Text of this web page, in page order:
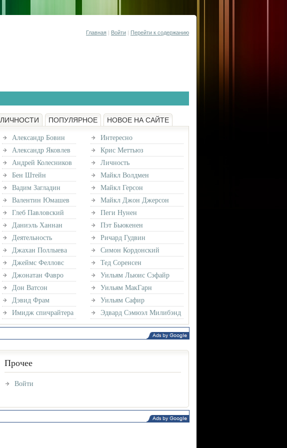
Главная | Войти | Перейти к содержанию
ЛИЧНОСТИ ПОПУЛЯРНОЕ НОВОЕ НА САЙТЕ
Александр Бовин
Александр Яковлев
Андрей Колесников
Бен Штейн
Вадим Загладин
Валентин Юмашев
Глеб Павловский
Даниэль Ханнан
Деятельность
Джахан Поллыева
Джеймс Фелловс
Джонатан Фавро
Дон Ватсон
Дэвид Фрам
Имидж спичрайтера
Интересно
Крис Меттьюз
Личность
Майкл Волдмен
Майкл Герсон
Майкл Джон Джерсон
Пеги Нунен
Пэт Бьюкенен
Ричард Гудвин
Симон Кордонский
Тед Соренсен
Уильям Льюис Сэфайр
Уильям МакГарн
Уильям Сафир
Эдвард Сэмюэл Милибэнд
Прочее
Войти